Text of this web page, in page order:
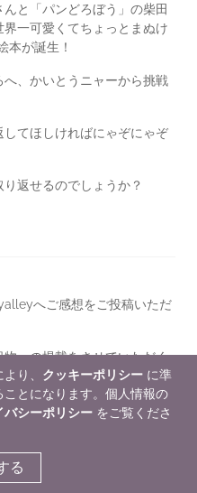
と「パンどろぼう」の柴田
一可愛くてちょっとまぬけ
本が誕生！
、かいとうニャーから挑戦
てほしければにゃぞにゃぞ
返せるのでしょうか？
へご感想をご投稿いただ
への掲載をさせていただく
り、 クッキーポリシー に準
とになります。個人情報の
バシーポリシー をご覧くださ
る